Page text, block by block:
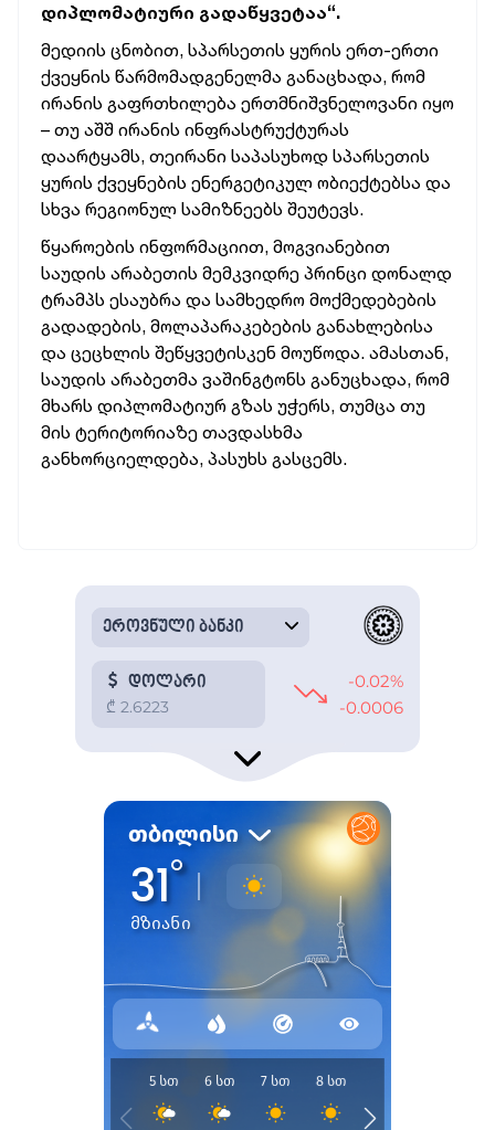
დიპლომატიური გადაწყვეტაა“.
მედიის ცნობით, სპარსეთის ყურის ერთ-ერთი
ქვეყნის წარმომადგენელმა განაცხადა, რომ
ირანის გაფრთხილება ერთმნიშვნელოვანი იყო
– თუ აშშ ირანის ინფრასტრუქტურას
დაარტყამს, თეირანი საპასუხოდ სპარსეთის
ყურის ქვეყნების ენერგეტიკულ ობიექტებსა და
სხვა რეგიონულ სამიზნეებს შეუტევს.
წყაროების ინფორმაციით, მოგვიანებით
საუდის არაბეთის მემკვიდრე პრინცი დონალდ
ტრამპს ესაუბრა და სამხედრო მოქმედებების
გადადების, მოლაპარაკებების განახლებისა
და ცეცხლის შეწყვეტისკენ მოუწოდა. ამასთან,
საუდის არაბეთმა ვაშინგტონს განუცხადა, რომ
მხარს დიპლომატიურ გზას უჭერს, თუმცა თუ
მის ტერიტორიაზე თავდასხმა
განხორციელდება, პასუხს გასცემს.